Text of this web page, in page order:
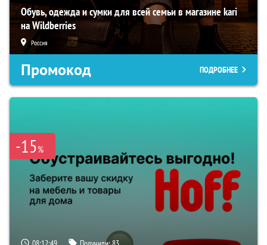
Обувь, одежда и сумки для всей семьи в магазине kari
на Wildberries
Россия
Промокод ПОДРОБНЕЕ
-15%